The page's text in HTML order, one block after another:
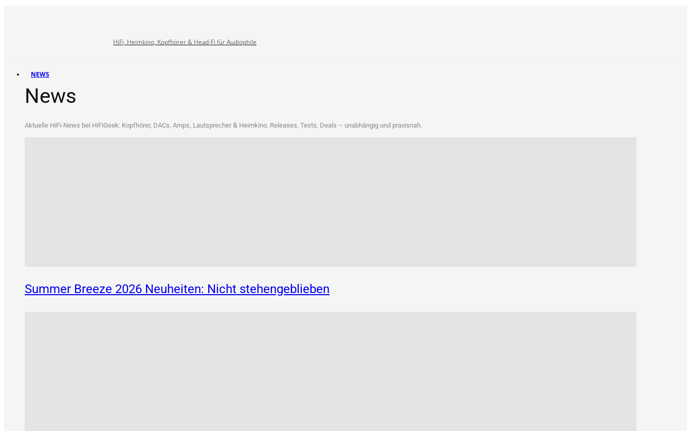
HiFi, Heimkino, Kopfhörer & Head-Fi für Audiophile
NEWS
News
Aktu­el­le HiFi-News bei HiFi­Ge­ek: Kopf­hö­rer, DACs, Amps, Laut­spre­cher & Heim­ki­no. Releases, Tests, Deals – unab­hän­gig und praxisnah.
Summer Breeze 2026 Neuheiten: Nicht stehengeblieben